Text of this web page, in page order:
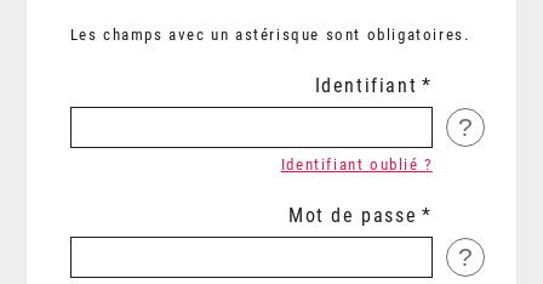
Les champs avec un astérisque sont obligatoires.
Identifiant
?
Identifiant oublié ?
Mot de passe
?